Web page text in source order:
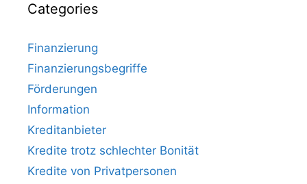
Categories
Finanzierung
Finanzierungsbegriffe
Förderungen
Information
Kreditanbieter
Kredite trotz schlechter Bonität
Kredite von Privatpersonen